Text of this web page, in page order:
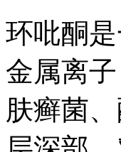
环吡酮
金属离
肤癣菌